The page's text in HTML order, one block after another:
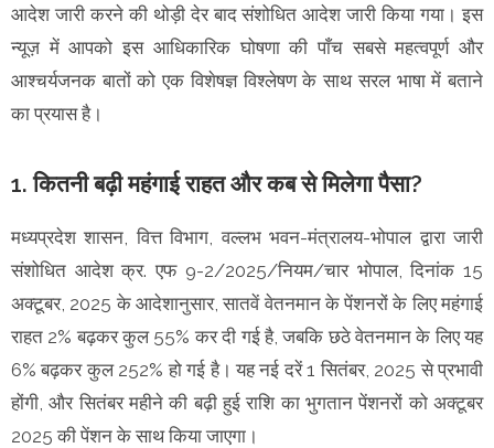
आदेश जारी करने की थोड़ी देर बाद संशोधित आदेश जारी किया गया। इस
न्यूज़ में आपको इस आधिकारिक घोषणा की पाँच सबसे महत्वपूर्ण और
आश्चर्यजनक बातों को एक विशेषज्ञ विश्लेषण के साथ सरल भाषा में बताने
का प्रयास है।
1. कितनी बढ़ी महंगाई राहत और कब से मिलेगा पैसा?
मध्यप्रदेश शासन, वित्त विभाग, वल्लभ भवन-मंत्रालय-भोपाल द्वारा जारी
संशोधित आदेश क्र. एफ 9-2/2025/नियम/चार भोपाल, दिनांक 15
अक्टूबर, 2025 के आदेशानुसार, सातवें वेतनमान के पेंशनरों के लिए महंगाई
राहत 2% बढ़कर कुल 55% कर दी गई है, जबकि छठे वेतनमान के लिए यह
6% बढ़कर कुल 252% हो गई है। यह नई दरें 1 सितंबर, 2025 से प्रभावी
होंगी, और सितंबर महीने की बढ़ी हुई राशि का भुगतान पेंशनरों को अक्टूबर
2025 की पेंशन के साथ किया जाएगा।